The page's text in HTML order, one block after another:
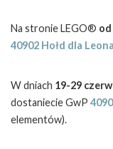
Na stronie LEGO® od
40902 Hołd dla
W dniach 19-29
dostaniecie GwP
elementów).